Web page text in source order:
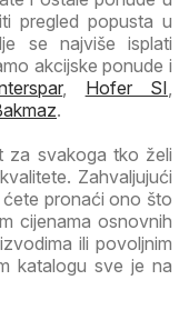
pregled popusta u
se najviše isplati
akcijske ponude i
, Hofer SI,
.
za svakoga tko želi
Zahvaljujući
pronaći ono što
cijenama osnovnih
ili povoljnim
katalogu sve je na